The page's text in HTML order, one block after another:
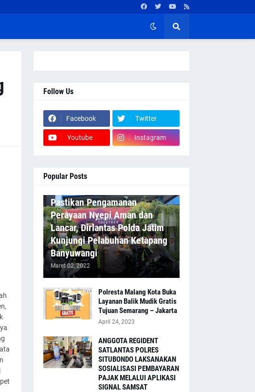
Follow Us
Facebook Twitter
Youtube Instagram
Popular Posts
Pastikan Pengamanan
Perayaan Nyepi Aman dan
Lancar, Dirlantas Polda Jatim
Kunjungi Pelabuhan Ketapang
Banyuwangi
Maret 02, 2022
Polresta Malang Kota Buka
Layanan Balik Mudik Gratis
Tujuan Semarang – Jakarta
April 24, 2023
ANGGOTA REGIDENT
SATLANTAS POLRES
SITUBONDO LAKSANAKAN
SOSIALISASI PEMBAYARAN
PAJAK MELALUI APLIKASI
SIGNAL SAMSAT